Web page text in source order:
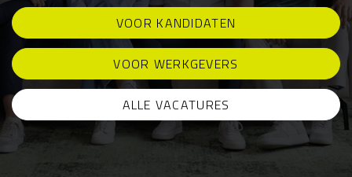
VOOR KANDIDATEN
VOOR WERKGEVERS
ALLE VACATURES